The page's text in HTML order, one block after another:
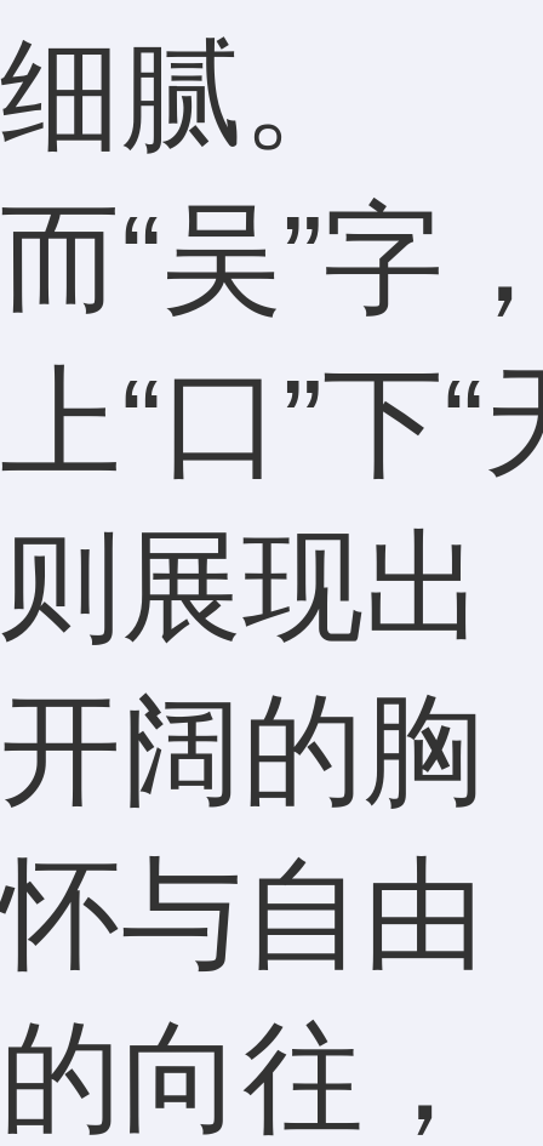
细腻。
而“吴”字
上“口”下
则展现出
开阔的胸
怀与自由
的向往，